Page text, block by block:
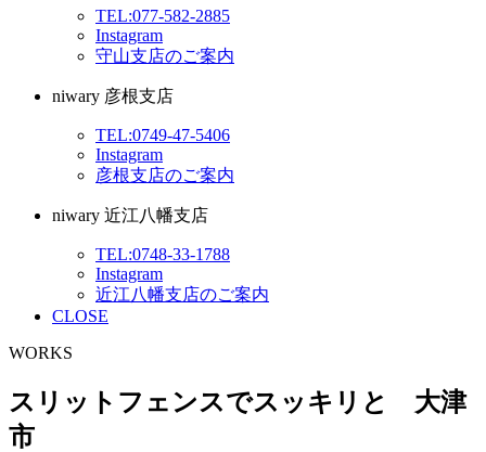
TEL:077-582-2885
Instagram
守山支店のご案内
niwary 彦根支店
TEL:0749-47-5406
Instagram
彦根支店のご案内
niwary 近江八幡支店
TEL:0748-33-1788
Instagram
近江八幡支店のご案内
CLOSE
WORKS
スリットフェンスでスッキリと 大津
市